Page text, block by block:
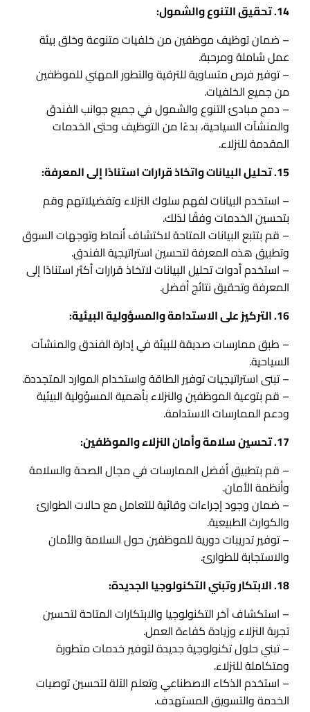
14. تحقيق التنوع والشمول:
– ضمان توظيف موظفين من خلفيات متنوعة وخلق بيئة
عمل شاملة ومرحبة.
– توفير فرص متساوية للترقية والتطور المهني للموظفين
من جميع الخلفيات.
– دمج مبادئ التنوع والشمول في جميع جوانب الفندق
والمنشآت السياحية، بدءًا من التوظيف وحتى الخدمات
المقدمة للنزلاء.
15. تحليل البيانات واتخاذ قرارات استنادًا إلى المعرفة:
– استخدم البيانات لفهم سلوك النزلاء وتفضيلاتهم وقم
بتحسين الخدمات وفقًا لذلك.
– قم بتتبع البيانات المتاحة لاكتشاف أنماط وتوجهات السوق
وتطبيق هذه المعرفة لتحسين استراتيجية الفندق.
– استخدم أدوات تحليل البيانات لاتخاذ قرارات أكثر استنادًا إلى
المعرفة وتحقيق نتائج أفضل.
16. التركيز على الاستدامة والمسؤولية البيئية:
– طبق ممارسات صديقة للبيئة في إدارة الفندق والمنشآت
السياحية.
– تبنى استراتيجيات توفير الطاقة واستخدام الموارد المتجددة.
– قم بتوعية الموظفين والنزلاء بأهمية المسؤولية البيئية
ودعم الممارسات الاستدامة.
17. تحسين سلامة وأمان النزلاء والموظفين:
– قم بتطبيق أفضل الممارسات في مجال الصحة والسلامة
وأنظمة الأمان.
– ضمان وجود إجراءات وقائية للتعامل مع حالات الطوارئ
والكوارث الطبيعية.
– توفير تدريبات دورية للموظفين حول السلامة والأمان
والاستجابة للطوارئ.
18. الابتكار وتبني التكنولوجيا الجديدة:
– استكشاف آخر التكنولوجيا والابتكارات المتاحة لتحسين
تجربة النزلاء وزيادة كفاءة العمل.
– تبني حلول تكنولوجية جديدة لتوفير خدمات متطورة
ومتكاملة للنزلاء.
– استخدم الذكاء الاصطناعي وتعلم الآلة لتحسين توصيات
الخدمة والتسويق المستهدف.